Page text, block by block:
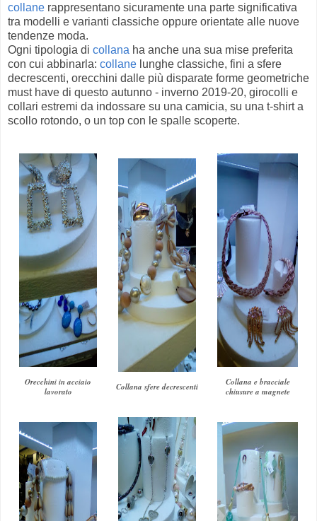
collane rappresentano sicuramente una parte significativa
tra modelli e varianti classiche oppure orientate alle nuove
tendenze moda.
Ogni tipologia di collana ha anche una sua mise preferita
con cui abbinarla: collane lunghe classiche, fini a sfere
decrescenti, orecchini dalle più disparate forme geometriche
must have di questo autunno - inverno 2019-20, girocolli e
collari estremi da indossare su una camicia, su una t-shirt a
scollo rotondo, o un top con le spalle scoperte.
Orecchini in acciaio
lavorato
Collana sfere decrescenti
Collana e bracciale
chiusure a magnete